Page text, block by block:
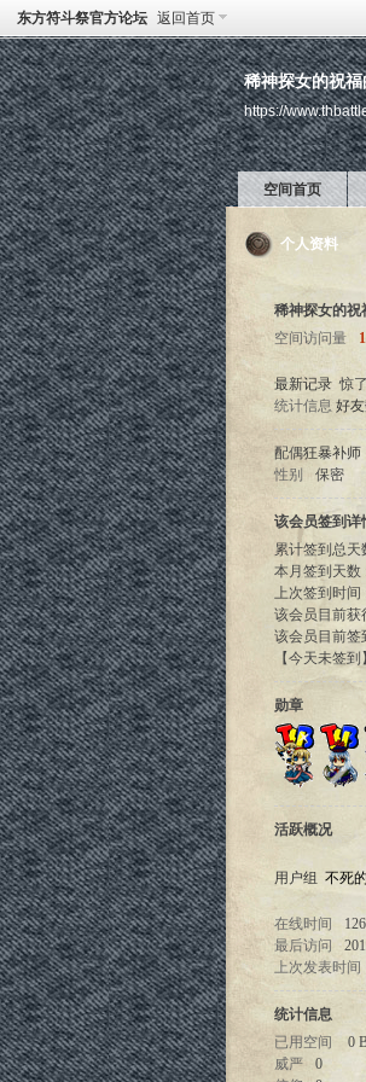
东方符斗祭官方论坛 返回首页
稀神探女的祝
https://
空间首页
个人资料
稀神探女的祝
空间访问量
最新记录惊
统计信息 好
配偶狂暴补师
性别
保密
该会员签到详
累计签到总天
本月签到天数
上次签到时间
该会员目前获
该会员目前签
【今天未签到
勋章
活跃概况
用户组 不死
在线时间
最后访问
上次发表时间
统计信息
已用空间
0
威严
0